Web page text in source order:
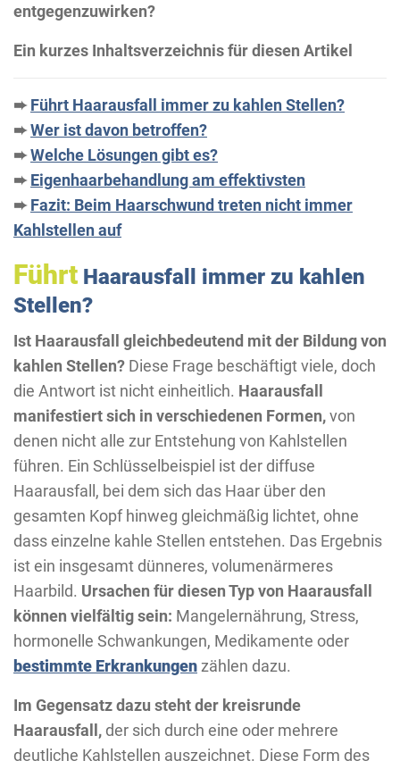
entgegenzuwirken?
Ein kurzes Inhaltsverzeichnis für diesen Artikel
➨Führt Haarausfall immer zu kahlen Stellen?
➨Wer ist davon betroffen?
➨Welche Lösungen gibt es?
➨Eigenhaarbehandlung am effektivsten
➨Fazit: Beim Haarschwund treten nicht immer
Kahlstellen auf
Führt Haarausfall immer zu kahlen
Stellen?
Ist Haarausfall gleichbedeutend mit der Bildung von
kahlen Stellen? Diese Frage beschäftigt viele, doch
die Antwort ist nicht einheitlich. Haarausfall
manifestiert sich in verschiedenen Formen,von
denen nicht alle zur Entstehung von Kahlstellen
führen. Ein Schlüsselbeispiel ist der diffuse
Haarausfall, bei dem sich das Haar über den
gesamten Kopf hinweg gleichmäßig lichtet, ohne
dass einzelne kahle Stellen entstehen. Das Ergebnis
ist ein insgesamt dünneres, volumenärmeres
Haarbild. Ursachen für diesen Typ von Haarausfall
können vielfältig sein: Mangelernährung, Stress,
hormonelle Schwankungen, Medikamente oder
bestimmte Erkrankungen zählen dazu.
Im Gegensatz dazu steht der kreisrunde
Haarausfall, der sich durch eine oder mehrere
deutliche Kahlstellen auszeichnet. Diese Form des